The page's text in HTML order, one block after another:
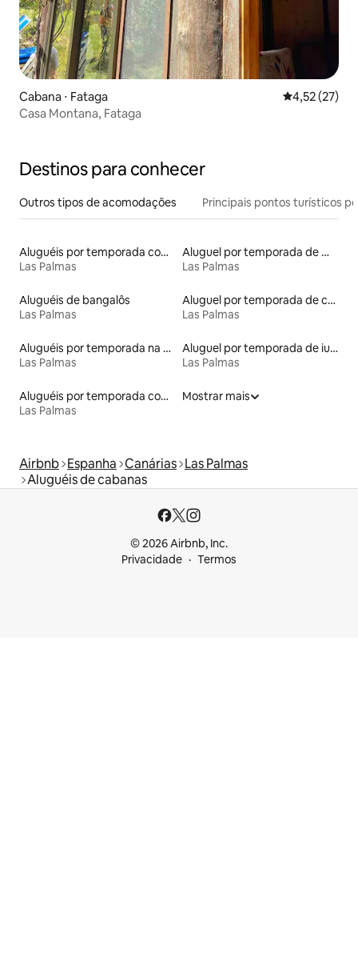
Cabana ⋅ Fataga 4,52 de uma
4,52 (27)
Casa Montana, Fataga
Destinos para conhecer
Outros tipos de acomodações Principais pontos turísticos
Aluguéis por temporada com sauna
Las Palmas
Aluguel por temporada de microcasas
Las Palmas
Aluguéis de bangalôs
Las Palmas
Aluguel por temporada de casas na terra
Las Palmas
Aluguéis por temporada na orla
Las Palmas
Aluguel por temporada de iurtas
Las Palmas
Aluguéis por temporada com banheira de hidromassagem
Las Palmas
Mostrar mais
Airbnb Espanha Canárias Las Palmas
Aluguéis de cabanas
© 2026 Airbnb, Inc.
Privacidade
Termos